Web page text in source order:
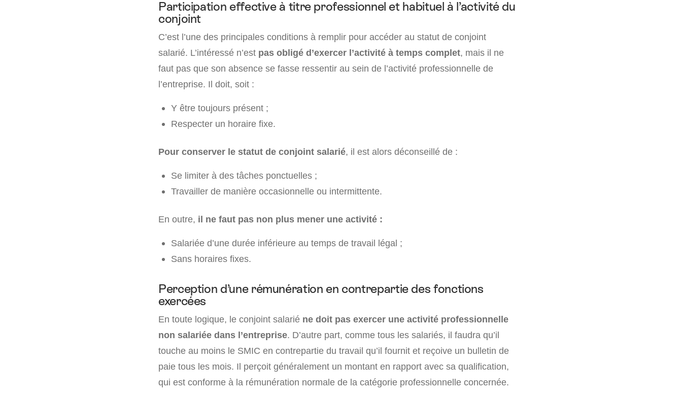
Participation effective à titre professionnel et habituel à l’activité du
conjoint
C’est l’une des principales conditions à remplir pour accéder au statut de conjoint
salarié. L’intéressé n’est pas obligé d’exercer l’activité à temps complet, mais il ne
faut pas que son absence se fasse ressentir au sein de l’activité professionnelle de
l’entreprise. Il doit, soit :
Y être toujours présent ;
Respecter un horaire fixe.
Pour conserver le statut de conjoint salarié, il est alors déconseillé de :
Se limiter à des tâches ponctuelles ;
Travailler de manière occasionnelle ou intermittente.
En outre, il ne faut pas non plus mener une activité :
Salariée d’une durée inférieure au temps de travail légal ;
Sans horaires fixes.
Perception d’une rémunération en contrepartie des fonctions
exercées
En toute logique, le conjoint salarié ne doit pas exercer une activité professionnelle
non salariée dans l’entreprise. D’autre part, comme tous les salariés, il faudra qu’il
touche au moins le SMIC en contrepartie du travail qu’il fournit et reçoive un bulletin de
paie tous les mois. Il perçoit généralement un montant en rapport avec sa qualification,
qui est conforme à la rémunération normale de la catégorie professionnelle concernée.